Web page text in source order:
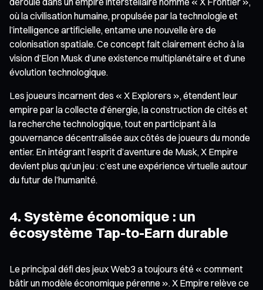
où la civilisation humaine, propulsée par la technologie et
l’intelligence artificielle, entame une nouvelle ère de
colonisation spatiale. Ce concept fait clairement écho à la
vision d’Elon Musk d’une existence multiplanétaire et d’une
évolution technologique.
Les joueurs incarnent des « X Explorers », étendent leur
empire par la collecte d’énergie, la construction de cités et
la recherche technologique, tout en participant à la
gouvernance décentralisée aux côtés de joueurs du monde
entier. En intégrant l’esprit d’aventure de Musk, X Empire
devient plus qu’un jeu : c’est une expérience virtuelle autour
du futur de l’humanité.
4. Système économique : un
écosystème Tap-to-Earn durable
Le principal défi des jeux Web3 a toujours été « comment
bâtir un modèle économique pérenne ». X Empire relève ce